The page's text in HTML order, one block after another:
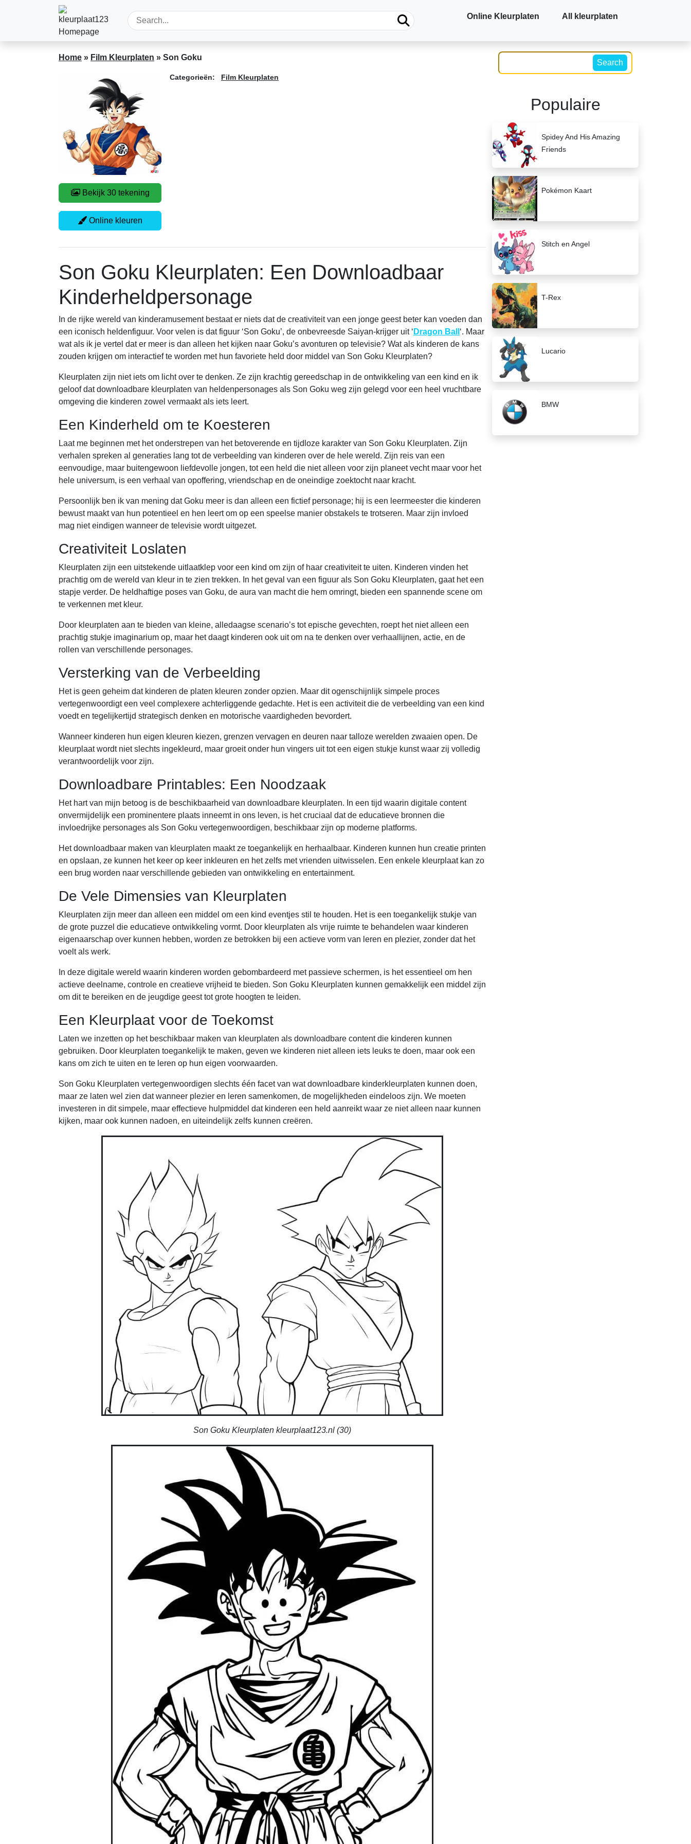
Online Kleurplaten All kleurplaten
Home » Film Kleurplaten » Son Goku
Bekijk 30 tekening
Online kleuren
Categorieën: Film Kleurplaten
Son Goku Kleurplaten: Een Downloadbaar
Kinderheldpersonage
In de rijke wereld van kinderamusement bestaat er niets dat de creativiteit van een jonge geest beter kan voeden dan
een iconisch heldenfiguur. Voor velen is dat figuur ‘Son Goku’, de onbevreesde Saiyan-krijger uit ‘ Dragon Ball ‘. Maar
wat als ik je vertel dat er meer is dan alleen het kijken naar Goku’s avonturen op televisie? Wat als kinderen de kans
zouden krijgen om interactief te worden met hun favoriete held door middel van Son Goku Kleurplaten?
Kleurplaten zijn niet iets om licht over te denken. Ze zijn krachtig gereedschap in de ontwikkeling van een kind en ik
geloof dat downloadbare kleurplaten van heldenpersonages als Son Goku weg zijn gelegd voor een heel vruchtbare
omgeving die kinderen zowel vermaakt als iets leert.
Een Kinderheld om te Koesteren
Laat me beginnen met het onderstrepen van het betoverende en tijdloze karakter van Son Goku Kleurplaten. Zijn
verhalen spreken al generaties lang tot de verbeelding van kinderen over de hele wereld. Zijn reis van een
eenvoudige, maar buitengewoon liefdevolle jongen, tot een held die niet alleen voor zijn planeet vecht maar voor het
hele universum, is een verhaal van opoffering, vriendschap en de oneindige zoektocht naar kracht.
Persoonlijk ben ik van mening dat Goku meer is dan alleen een fictief personage; hij is een leermeester die kinderen
bewust maakt van hun potentieel en hen leert om op een speelse manier obstakels te trotseren. Maar zijn invloed
mag niet eindigen wanneer de televisie wordt uitgezet.
Creativiteit Loslaten
Kleurplaten zijn een uitstekende uitlaatklep voor een kind om zijn of haar creativiteit te uiten. Kinderen vinden het
prachtig om de wereld van kleur in te zien trekken. In het geval van een figuur als Son Goku Kleurplaten, gaat het een
stapje verder. De heldhaftige poses van Goku, de aura van macht die hem omringt, bieden een spannende scene om
te verkennen met kleur.
Door kleurplaten aan te bieden van kleine, alledaagse scenario’s tot epische gevechten, roept het niet alleen een
prachtig stukje imaginarium op, maar het daagt kinderen ook uit om na te denken over verhaallijnen, actie, en de
rollen van verschillende personages.
Versterking van de Verbeelding
Het is geen geheim dat kinderen de platen kleuren zonder opzien. Maar dit ogenschijnlijk simpele proces
vertegenwoordigt een veel complexere achterliggende gedachte. Het is een activiteit die de verbeelding van een kind
voedt en tegelijkertijd strategisch denken en motorische vaardigheden bevordert.
Wanneer kinderen hun eigen kleuren kiezen, grenzen vervagen en deuren naar talloze werelden zwaaien open. De
kleurplaat wordt niet slechts ingekleurd, maar groeit onder hun vingers uit tot een eigen stukje kunst waar zij volledig
verantwoordelijk voor zijn.
Downloadbare Printables: Een Noodzaak
Het hart van mijn betoog is de beschikbaarheid van downloadbare kleurplaten. In een tijd waarin digitale content
onvermijdelijk een prominentere plaats inneemt in ons leven, is het cruciaal dat de educatieve bronnen die
invloedrijke personages als Son Goku vertegenwoordigen, beschikbaar zijn op moderne platforms.
Het downloadbaar maken van kleurplaten maakt ze toegankelijk en herhaalbaar. Kinderen kunnen hun creatie printen
en opslaan, ze kunnen het keer op keer inkleuren en het zelfs met vrienden uitwisselen. Een enkele kleurplaat kan zo
een brug worden naar verschillende gebieden van ontwikkeling en entertainment.
De Vele Dimensies van Kleurplaten
Kleurplaten zijn meer dan alleen een middel om een kind eventjes stil te houden. Het is een toegankelijk stukje van
de grote puzzel die educatieve ontwikkeling vormt. Door kleurplaten als vrije ruimte te behandelen waar kinderen
eigenaarschap over kunnen hebben, worden ze betrokken bij een actieve vorm van leren en plezier, zonder dat het
voelt als werk.
In deze digitale wereld waarin kinderen worden gebombardeerd met passieve schermen, is het essentieel om hen
actieve deelname, controle en creatieve vrijheid te bieden. Son Goku Kleurplaten kunnen gemakkelijk een middel zijn
om dit te bereiken en de jeugdige geest tot grote hoogten te leiden.
Een Kleurplaat voor de Toekomst
Laten we inzetten op het beschikbaar maken van kleurplaten als downloadbare content die kinderen kunnen
gebruiken. Door kleurplaten toegankelijk te maken, geven we kinderen niet alleen iets leuks te doen, maar ook een
kans om zich te uiten en te leren op hun eigen voorwaarden.
Son Goku Kleurplaten vertegenwoordigen slechts één facet van wat downloadbare kinderkleurplaten kunnen doen,
maar ze laten wel zien dat wanneer plezier en leren samenkomen, de mogelijkheden eindeloos zijn. We moeten
investeren in dit simpele, maar effectieve hulpmiddel dat kinderen een held aanreikt waar ze niet alleen naar kunnen
kijken, maar ook kunnen nadoen, en uiteindelijk zelfs kunnen creëren.
Son Goku Kleurplaten kleurplaat123.nl (30)
Search
Populaire
Spidey And His Amazing
Friends
Pokémon Kaart
Stitch en Angel
T-Rex
Lucario
BMW